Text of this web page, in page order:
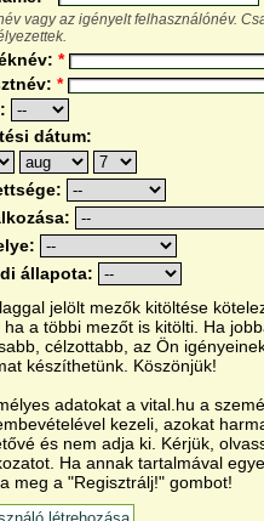
vagy az igényelt felhasználónév.
*
*
dátum:
állapota:
jelölt mezők kitöltése
ha a többi mezőt is kitölti. Ha
célzottabb, az Ön
készíthetünk. Köszönjük!
adatokat a vital.hu a
kezeli, azokat
és nem adja ki. Kérjük,
Ha annak tartalmával
meg a "Regisztrálj!" gombot!